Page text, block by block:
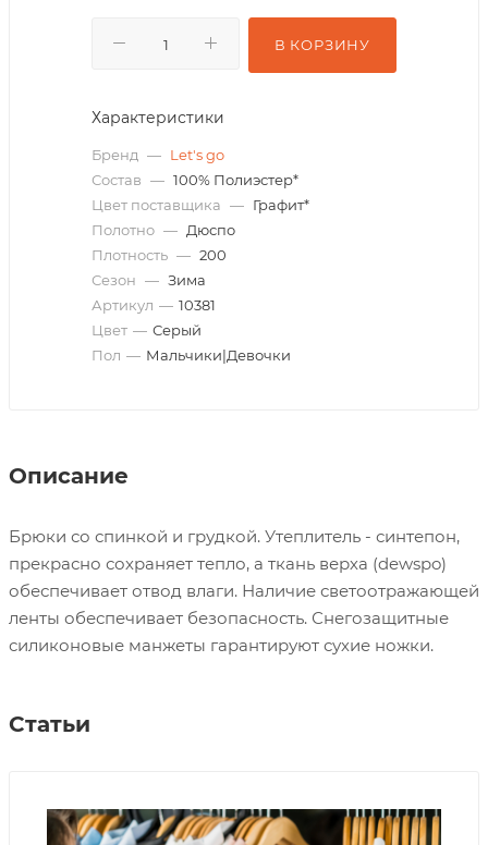
В КОРЗИНУ
Характеристики
Бренд — Let's go
Состав — 100% Полиэстер*
Цвет поставщика — Графит*
Полотно — Дюспо
Плотность — 200
Сезон — Зима
Артикул — 10381
Цвет — Серый
Пол — Мальчики|Девочки
Описание
Брюки со спинкой и грудкой. Утеплитель - синтепон,
прекрасно сохраняет тепло, а ткань верха (dewspo)
обеспечивает отвод влаги. Наличие светоотражающей
ленты обеспечивает безопасность. Снегозащитные
силиконовые манжеты гарантируют сухие ножки.
Статьи